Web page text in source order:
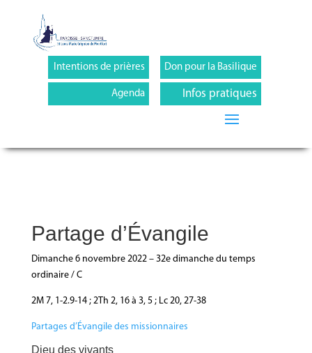
Intentions de prières
Agenda
Don pour la Basilique
Infos pratiques
Partage d’Évangile
Dimanche 6 novembre 2022 – 32e dimanche du temps
ordinaire / C
2M 7, 1-2.9-14 ; 2Th 2, 16 à 3, 5 ; Lc 20, 27-38
Partages d’Évangile des missionnaires
Dieu des vivants